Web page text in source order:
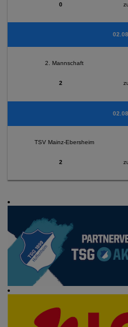
0
2. Mannschaft
2
TSV Mainz-Ebersheim
2